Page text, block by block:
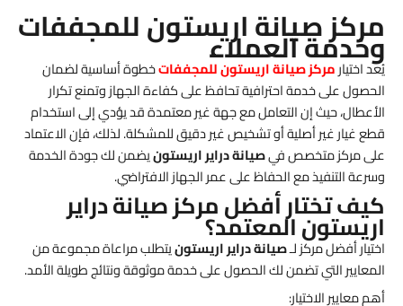
مركز صيانة اريستون للمجففات
وخدمة العملاء
يُعد اختيارمركز صيانة اريستون للمجففاتخطوة أساسية لضمان
الحصول على خدمة احترافية تحافظ على كفاءة الجهاز وتمنع تكرار
الأعطال، حيث إن التعامل مع جهة غير معتمدة قد يؤدي إلى استخدام
قطع غيار غير أصلية أو تشخيص غير دقيق للمشكلة. لذلك، فإن الاعتماد
على مركز متخصص فيصيانة دراير اريستونيضمن لك جودة الخدمة
وسرعة التنفيذ مع الحفاظ على عمر الجهاز الافتراضي.
كيف تختار أفضل مركز صيانة دراير
اريستون المعتمد؟
اختيار أفضل مركز لـصيانة دراير اريستونيتطلب مراعاة مجموعة من
المعايير التي تضمن لك الحصول على خدمة موثوقة ونتائج طويلة الأمد.
أهم معايير الاختيار: